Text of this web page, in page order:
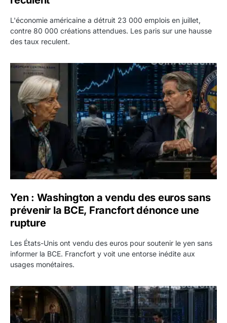
L'économie américaine a détruit 23 000 emplois en juillet,
contre 80 000 créations attendues. Les paris sur une hausse
des taux reculent.
Yen : Washington a vendu des euros sans prévenir la
Yen : Washington a vendu des euros sans
prévenir la BCE, Francfort dénonce une
rupture
Les États-Unis ont vendu des euros pour soutenir le yen sans
informer la BCE. Francfort y voit une entorse inédite aux
usages monétaires.
Jane Street négocie le transfert de 11 milliards de